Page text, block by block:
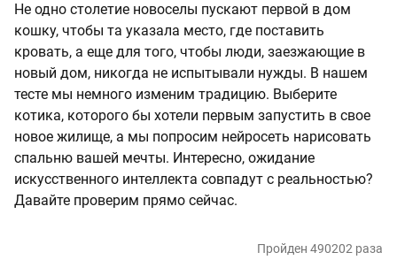
Не одно столетие новоселы пускают первой в дом
кошку, чтобы та указала место, где поставить
кровать, а еще для того, чтобы люди, заезжающие в
новый дом, никогда не испытывали нужды. В нашем
тесте мы немного изменим традицию. Выберите
котика, которого бы хотели первым запустить в свое
новое жилище, а мы попросим нейросеть нарисовать
спальню вашей мечты. Интересно, ожидание
искусственного интеллекта совпадут с реальностью?
Давайте проверим прямо сейчас.
Пройден 490202 раза